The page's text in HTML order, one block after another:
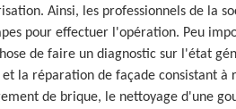
Ainsi, les professionnels de la
pour effectuer l'opération. Peu
de faire un diagnostic sur l'état
la réparation de façade consistant à
de brique, le nettoyage d'une